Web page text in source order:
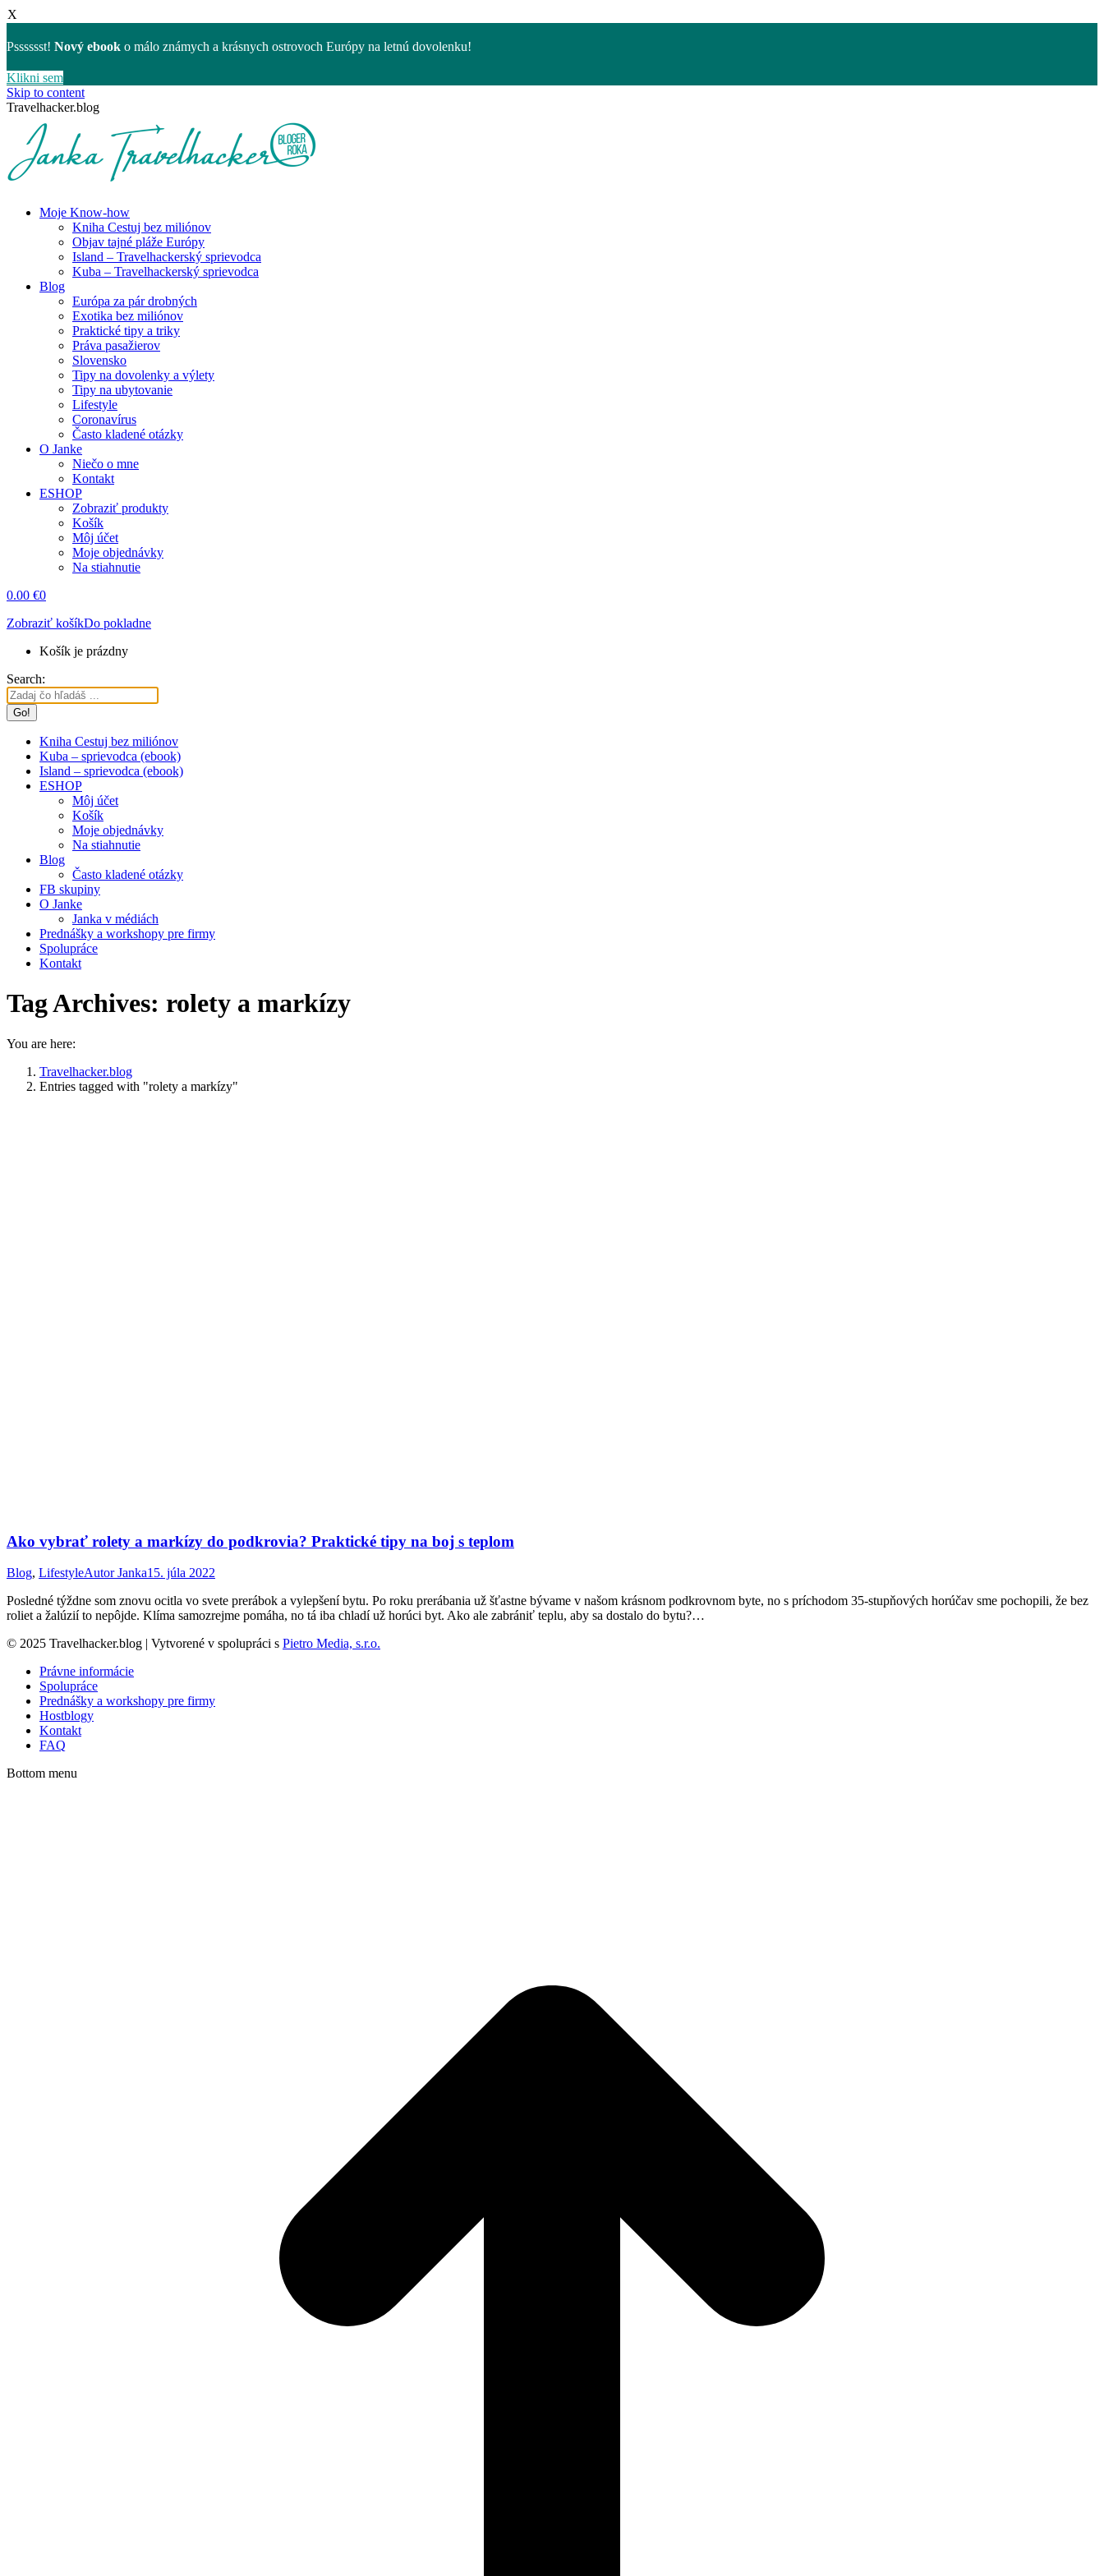
X
Psssssst! Nový ebook o málo známych a krásnych ostrovoch Európy na letnú dovolenku!
Klikni sem
Skip to content
Travelhacker.blog
Moje Know-how
Kniha Cestuj bez miliónov
Objav tajné pláže Európy
Island – Travelhackerský sprievodca
Kuba – Travelhackerský sprievodca
Blog
Európa za pár drobných
Exotika bez miliónov
Praktické tipy a triky
Práva pasažierov
Slovensko
Tipy na dovolenky a výlety
Tipy na ubytovanie
Lifestyle
Coronavírus
Často kladené otázky
O Janke
Niečo o mne
Kontakt
ESHOP
Zobraziť produkty
Košík
Môj účet
Moje objednávky
Na stiahnutie
0.00 €0
Zobraziť košíkDo pokladne
Košík je prázdny
Search:
Kniha Cestuj bez miliónov
Kuba – sprievodca (ebook)
Island – sprievodca (ebook)
ESHOP
Môj účet
Košík
Moje objednávky
Na stiahnutie
Blog
Často kladené otázky
FB skupiny
O Janke
Janka v médiách
Prednášky a workshopy pre firmy
Spolupráce
Kontakt
Tag Archives: rolety a markízy
You are here:
Travelhacker.blog
Entries tagged with "rolety a markízy"
Ako vybrať rolety a markízy do podkrovia? Praktické tipy na boj s teplom
Blog, LifestyleAutorJanka15. júla 2022
Posledné týždne som znovu ocitla vo svete prerábok a vylepšení bytu. Po roku prerábania už šťastne bývame v našom krásnom podkrovnom byte, no s príchodom 35-stupňových horúčav sme pochopili, že bez
roliet a žalúzií to nepôjde. Klíma samozrejme pomáha, no tá iba chladí už horúci byt. Ako ale zabrániť teplu, aby sa dostalo do bytu?…
© 2025 Travelhacker.blog | Vytvorené v spolupráci s Pietro Media, s.r.o.
Právne informácie
Spolupráce
Prednášky a workshopy pre firmy
Hostblogy
Kontakt
FAQ
Bottom menu